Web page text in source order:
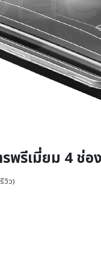
รพรีเมี่ยม 4 ช่
วิว)